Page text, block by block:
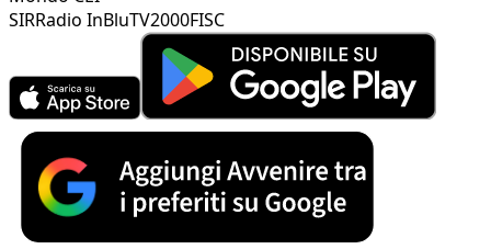
SIRRadio InBluTV2000FISC